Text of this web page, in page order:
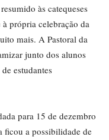
às catequeses
à própria celebração da
mais. A Pastoral da
junto dos alunos
estudantes
para 15 de dezembro
ficou a possibilidade de